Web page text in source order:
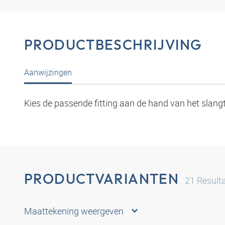
PRODUCTBESCHRIJVING
Aanwijzingen
Kies de passende fitting aan de hand van het
PRODUCTVARIANTEN 21
Maattekening weergeven